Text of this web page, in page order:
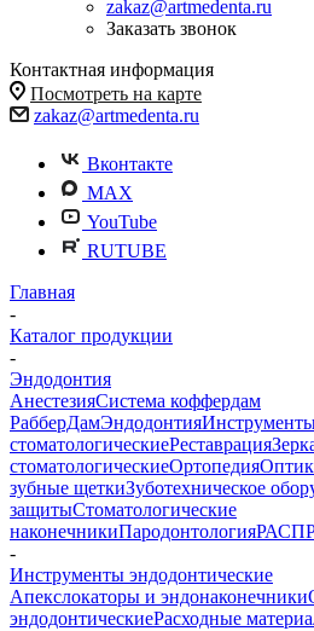
zakaz@artmedenta.ru
Заказать звонок
Контактная информация
Посмотреть на карте
zakaz@artmedenta.ru
Вконтакте
MAX
YouTube
RUTUBE
Главная
-
Каталог продукции
-
Эндодонтия
АнестезияСистема коффердам
РабберДамЭндодонтия
стоматологическиеРеставрация
стоматологическиеОртопедия
зубные щеткиЗуботехническое
защитыСтоматологические
наконечникиПародонтология
-
Инструменты эндодонтические
Апекслокаторы и эндонаконечники
эндодонтическиеРасходные